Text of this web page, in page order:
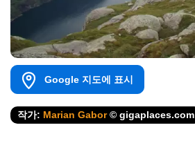
Google 지도에 표시
작가: Marian Gabor© gigaplaces.com